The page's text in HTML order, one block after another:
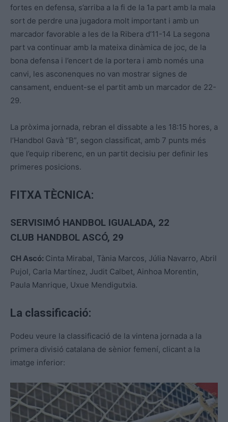
fortes en defensa, s’arriba a la fi de la 1a part amb la mala
sort de perdre una jugadora molt important i amb un
marcador favorable a les de la Ribera d’11-14 La segona
part va continuar amb la mateixa dinàmica de joc, de la
bona defensa i l’encert de la portera i amb només una
canvi, les asconenques no van mostrar signes de
cansament, enduent-se el partit amb un marcador de 22-
29.
La pròxima jornada, rebran el dissabte a les 18:15 hores, a
l’Handbol Gavà “B”, segon classificat, amb 7 punts més
que l’equip riberenc, en un partit decisiu per definir les
primeres posicions.
FITXA TÈCNICA:
SERVISIMÓ HANDBOL IGUALADA, 22
CLUB HANDBOL ASCÓ, 29
CH Ascó: Cinta Mirabal, Tània Marcos, Júlia Navarro, Abril
Pujol, Carla Martínez, Judit Calbet, Ainhoa Morentin,
Paula Manrique, Uxue Mendigutxia.
La classificació:
Podeu veure la classificació de la vintena jornada a la
primera divisió catalana de sènior femení, clicant a la
imatge inferior: